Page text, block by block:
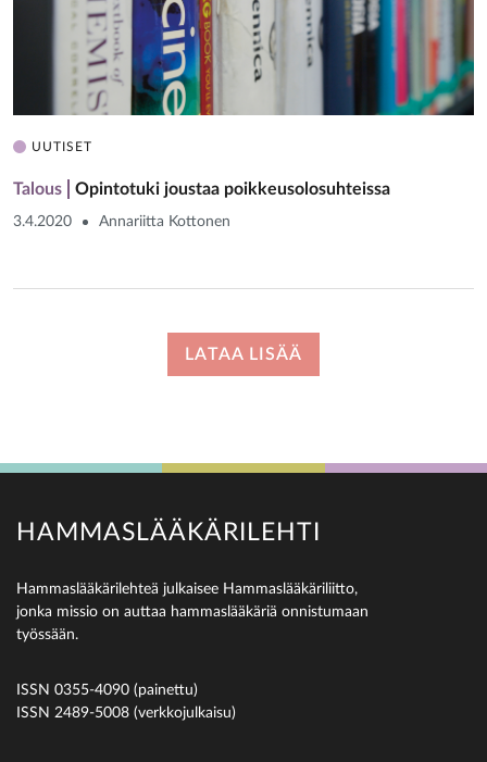
UUTISET
Talous Opintotuki joustaa poikkeusolosuhteissa
3.4.2020 Annariitta Kottonen
LATAA LISÄÄ
HAMMASLÄÄKÄRILEHTI
Hammaslääkärilehteä julkaisee Hammaslääkäriliitto,
jonka missio on auttaa hammaslääkäriä onnistumaan
työssään.
ISSN 0355-4090 (painettu)
ISSN 2489-5008 (verkkojulkaisu)